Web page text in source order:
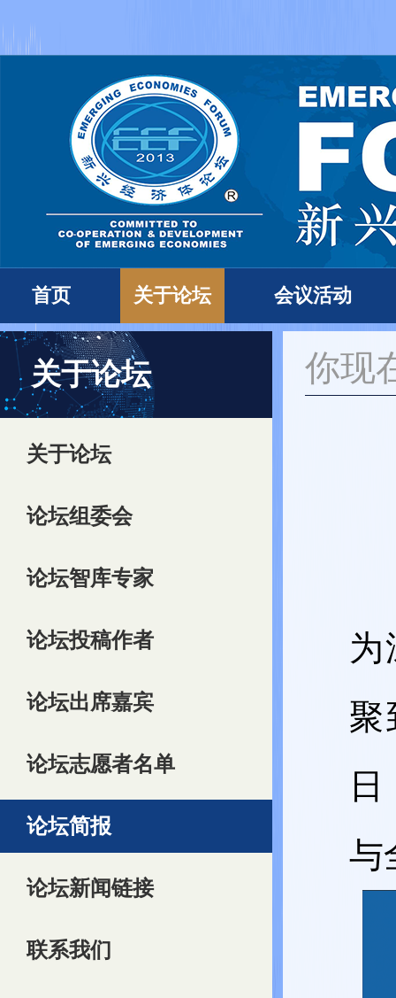
首页 关于论坛 会议活动
关于论坛
关于论坛
论坛组委会
论坛智库专家
论坛投稿作者
论坛出席嘉宾
论坛志愿者名单
论坛简报
论坛新闻链接
联系我们
你现
为
聚
日
与